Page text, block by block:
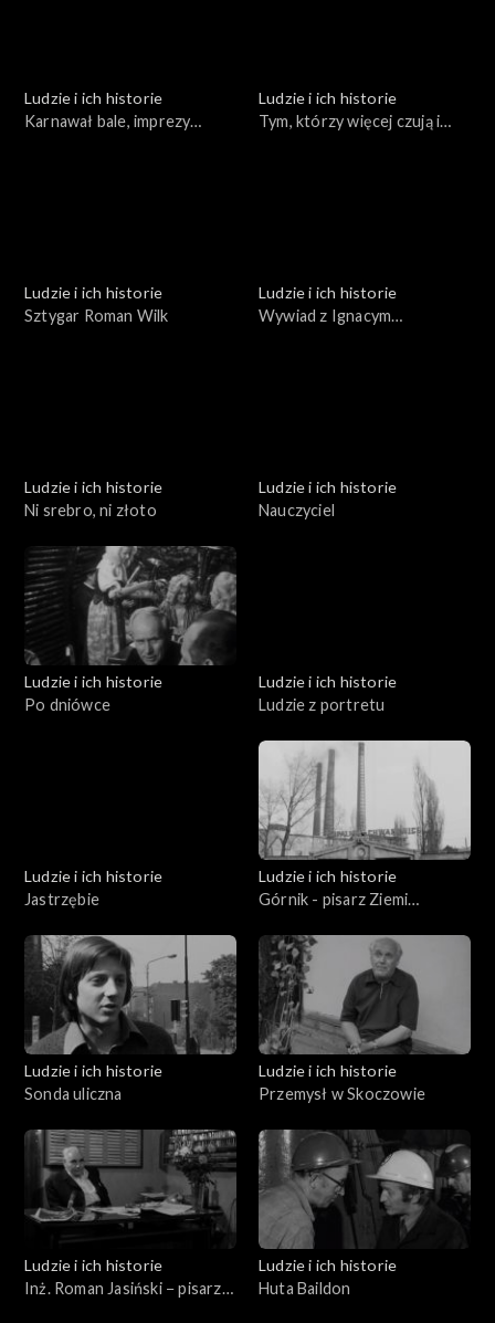
Ludzie i ich historie
Karnawał bale, imprezy
Ludzie i ich historie
Tym, którzy więcej czują i
Ludzie i ich historie
Sztygar Roman Wilk
Ludzie i ich historie
Wywiad z Ignacym
Ludzie i ich historie
Ni srebro, ni złoto
Ludzie i ich historie
Nauczyciel
Ludzie i ich historie
Po dniówce
Ludzie i ich historie
Ludzie z portretu
Ludzie i ich historie
Jastrzębie
Ludzie i ich historie
Górnik - pisarz Ziemi
Ludzie i ich historie
Sonda uliczna
Ludzie i ich historie
Przemysł w Skoczowie
Ludzie i ich historie
Inż. Roman Jasiński − pisarz
Ludzie i ich historie
Huta Baildon